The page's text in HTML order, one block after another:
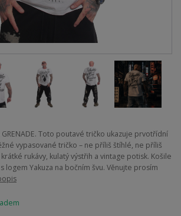
GRENADE. Toto poutavé tričko ukazuje prvotřídní
vypasované tričko – ne příliš štíhlé, ne příliš
rukávy, kulatý výstřih a vintage potisk. Košile
logem Yakuza na bočním švu. Věnujte prosím